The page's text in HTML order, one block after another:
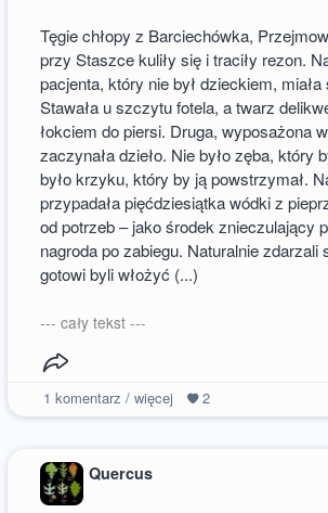
Tęgie chłopy z Barciechówka,
przy Staszce kuliły się i traciły rezon.
pacjenta, który nie był dzieckiem,
Stawała u szczytu fotela, a twarz
łokciem do piersi. Druga, wyposażona
zaczynała dzieło. Nie było zęba, który
było krzyku, który by ją powstrzymał.
przypadała pięćdziesiątka wódki z
od potrzeb – jako środek znieczulający
nagroda po zabiegu. Naturalnie zdarzali
gotowi byli włożyć (...)
--- cały tekst ---
1 komentarz / więcej 2
Quercus